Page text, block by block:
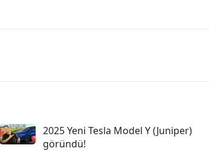
2025 Yeni Tesla Model Y (Juniper)
göründü!